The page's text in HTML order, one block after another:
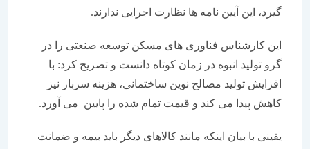
گیرد، این آیین نامه ها نظارت اجرایی ندارند.
این کارشناس فناوری های مسکن توسعه صنعتی را در
گرو تولید انبوه در زمان کوتاه دانست و تصریح کرد: با
افزایش تولید مصالح نوین ساختمانی، هزینه سربار نیز
کاهش پیدا می کند و قیمت تمام شده را پایین می آورد.
یقینی با بیان اینکه مانند کالاهای دیگر باید بیمه و ضمانت